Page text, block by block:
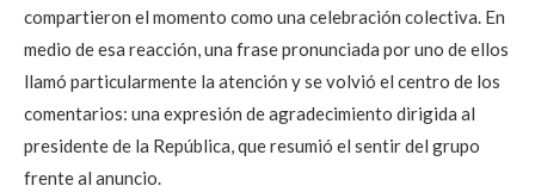
compartieron el momento como una celebración colectiva. En
medio de esa reacción, una frase pronunciada por uno de ellos
llamó particularmente la atención y se volvió el centro de los
comentarios: una expresión de agradecimiento dirigida al
presidente de la República, que resumió el sentir del grupo
frente al anuncio.